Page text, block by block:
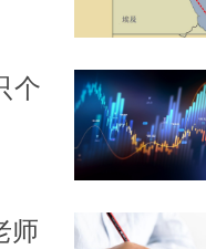
个
师